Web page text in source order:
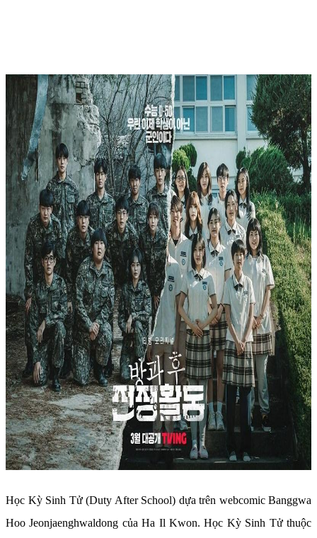
Học Kỳ Sinh Tử (Duty After School) dựa trên webcomic Banggwa
Hoo Jeonjaenghwaldong của Ha Il Kwon. Học Kỳ Sinh Tử thuộc